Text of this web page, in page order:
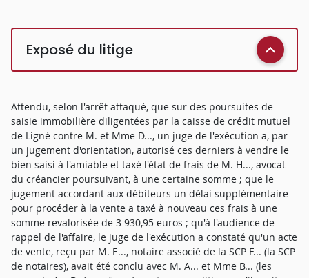
Exposé du litige
Attendu, selon l'arrêt attaqué, que sur des poursuites de
saisie immobilière diligentées par la caisse de crédit mutuel
de Ligné contre M. et Mme D..., un juge de l'exécution a, par
un jugement d'orientation, autorisé ces derniers à vendre le
bien saisi à l'amiable et taxé l'état de frais de M. H..., avocat
du créancier poursuivant, à une certaine somme ; que le
jugement accordant aux débiteurs un délai supplémentaire
pour procéder à la vente a taxé à nouveau ces frais à une
somme revalorisée de 3 930,95 euros ; qu'à l'audience de
rappel de l'affaire, le juge de l'exécution a constaté qu'un acte
de vente, reçu par M. E..., notaire associé de la SCP F... (la SCP
de notaires), avait été conclu avec M. A... et Mme B... (les